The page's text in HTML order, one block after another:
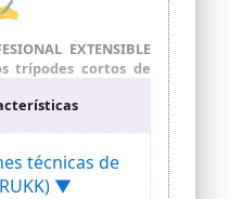
✍
EXTENSIBLE
trípodes cortos de
cm, permitiéndote
diseño reforzado
preciso, siendo el
más versátil para
técnicas de
▼